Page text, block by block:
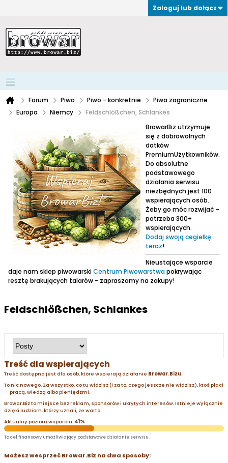
Zaloguj lub dołącz
Forum Piwo Piwo - konkretnie
Piwa zagraniczne
Europa
Niemcy
Feldschlößchen, Schlankes
BrowarBiz utrzymuje
się z dobrowolnych
datków
PremiumUżytkowników.
Do absolutne
podstawowego
działania serwisu
niezbędnych jest 100
wspierających osób.
Żeby go móc rozwijać -
potrzeba 300+
wspierających.
Dodaj swoją cegiełkę
teraz!
Nieustające wsparcie
daje nam sklep piwowarskiCentrum Piwowarstwapokrywając
resztę brakujących talarów - zapraszamy na zakupy!
Feldschlößchen, Schlankes
Treść dla wspierających
Treść dostępna jest dla osób, które wspierają działanie Browar.Bizu.
To nic nowego. Za wszystko, co tu widzisz (i za to, czego jeszcze nie widzisz), ktoś płaci
— pracą, wiedzą albo pieniędzmi.
Browar.Biz to miejsce bez reklam, sponsorów i ukrytych interesów. Istnieje wyłącznie
dzięki ludziom, którzy uznali, że warto.
Aktualny poziom wsparcia: 41%
To cel finansowy umożliwiający podstawowe działanie serwisu.
Możesz wesprzeć Browar.Biz na dwa sposoby: